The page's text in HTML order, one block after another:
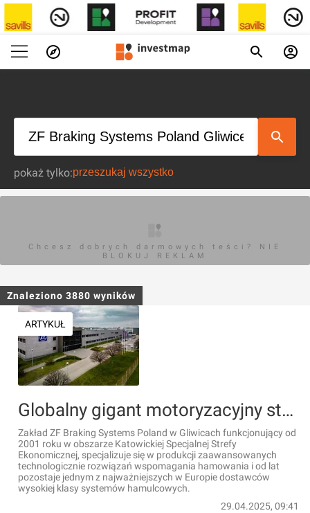
pokaż tylko:
Chcesz dobrych darmowych teści? NIE
BLOKUJ REKLAM
Znaleziono 3880 wyników
ARTYKUŁ
Globalny gigant motoryzacyjny stawia na Gliwice. 100 milionów układów wspomagania hamowania wyprodukowanych w zakładzie ZF
Zakład ZF Braking Systems Poland w Gliwicach funkcjonujący od
2001 roku w obszarze Katowickiej Specjalnej Strefy
Ekonomicznej, specjalizuje się w produkcji zaawansowanych
technologicznie rozwiązań wspomagania hamowania i od lat
pozostaje jednym z najważniejszych w Europie dostawców
wysokiej klasy systemów hamulcowych.
29.04.2025, 09:41